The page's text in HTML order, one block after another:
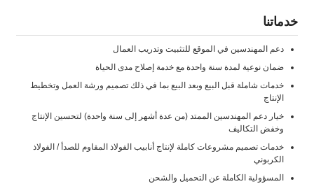
خدماتنا
دعم المهندسين في الموقع للتثبيت وتدريب العمال
ضمان نوعية لمدة سنة واحدة مع خدمة إصلاح مدى الحياة
خدمات شاملة قبل البيع وبعد البيع بما في ذلك تصميم ورشة العمل وتخطيط
الإنتاج
خيار دعم المهندسين الممتد (من عدة أشهر إلى سنة واحدة) لتحسين الإنتاج
وخفض التكاليف
خدمات تصميم مشروعات كاملة لإنتاج أنابيب الفولاذ المقاوم للصدأ / الفولاذ
الكربوني
المسؤولية الكاملة عن التحميل والشحن